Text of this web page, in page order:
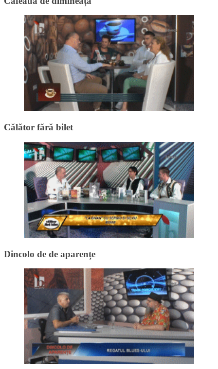
Călător fără bilet
Dincolo de de aparențe